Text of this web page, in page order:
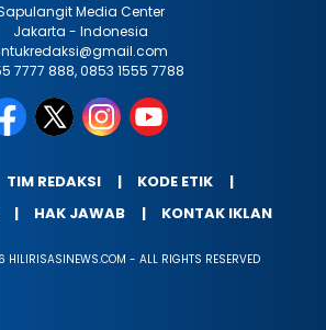
Media Center
Jakarta - Indonesia
7777 888, 0853 1555 7788
TIM REDAKSI
KODE ETIK
HAK JAWAB KONTAK IKLAN
HILIRISASINEWS.COM - ALL RIGHTS RESERVED